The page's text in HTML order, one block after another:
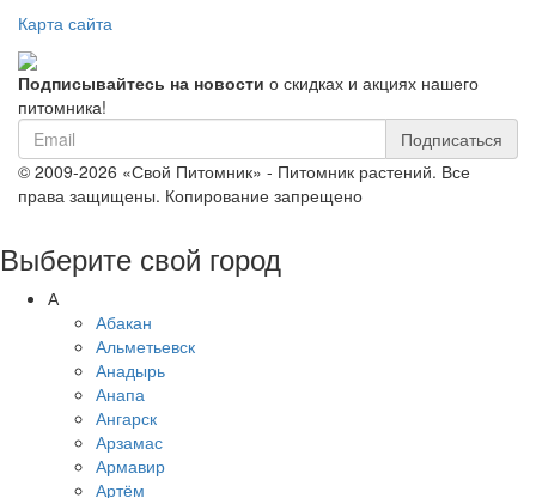
Карта сайта
Подписывайтесь на новости о скидках и акциях нашего
питомника!
Подписаться
© 2009-2026 «Свой Питомник» - Питомник растений. Все
права защищены. Копирование запрещено
Выберите свой город
А
Абакан
Альметьевск
Анадырь
Анапа
Ангарск
Арзамас
Армавир
Артём